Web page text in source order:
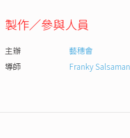
製作／參與人員
主辦
藝穗會
導師
Franky Salsaman